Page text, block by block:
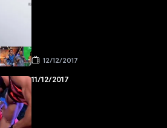
12/12/2017
11/12/2017